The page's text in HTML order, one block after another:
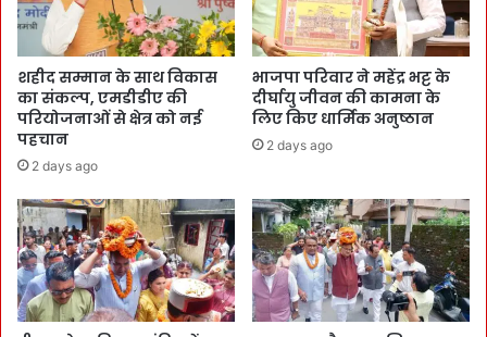
शहीद सम्मान के साथ विकास
का संकल्प, एमडीडीए की
परियोजनाओं से क्षेत्र को नई
पहचान
2 days ago
भाजपा परिवार ने महेंद्र भट्ट के
दीर्घायु जीवन की कामना के
लिए किए धार्मिक अनुष्ठान
2 days ago